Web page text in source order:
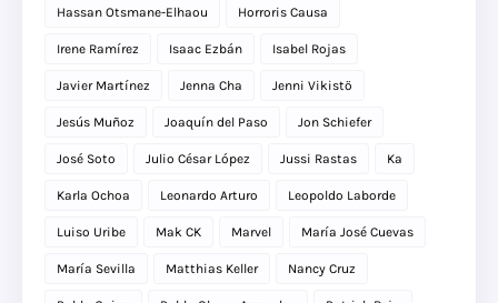
Hassan Otsmane-Elhaou Horroris Causa
Irene Ramírez Isaac Ezbán Isabel Rojas
Javier Martínez Jenna Cha Jenni Vikistö
Jesús Muñoz Joaquín del Paso Jon Schiefer
José Soto Julio César López Jussi Rastas Ka
Karla Ochoa Leonardo Arturo Leopoldo Laborde
Luiso Uribe Mak CK Marvel María José Cuevas
María Sevilla Matthias Keller Nancy Cruz